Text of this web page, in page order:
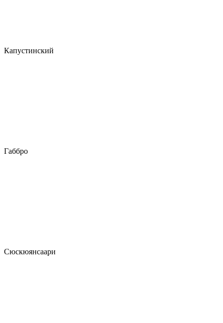
Капустинский
Габбро
Сюскюянсаари